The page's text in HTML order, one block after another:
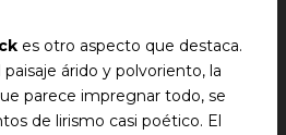
es otro aspecto que destaca.
árido y polvoriento, la
parece impregnar todo, se
de lirismo casi poético. El